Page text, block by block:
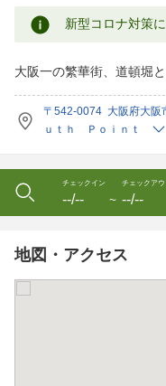
新型コロナ対策
大阪一の繁華街、道頓堀
〒542-0074 大阪府大阪
ｕｔｈ Ｐｏｉｎｔ
チェックイン
--/-- 〜
チェックアウ
--/--
地図・アクセス